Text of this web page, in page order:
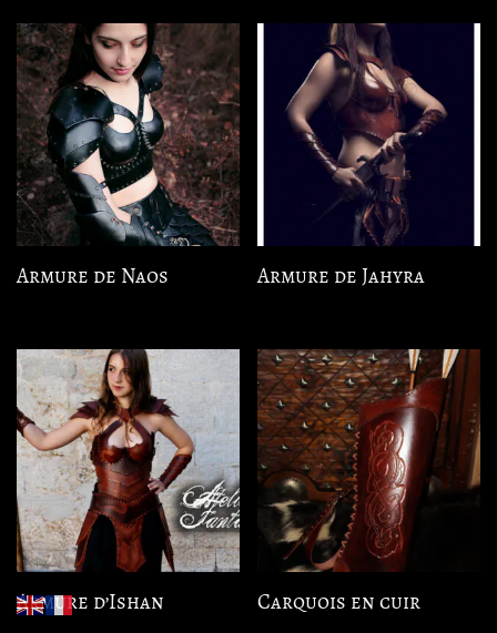
Armure de Naos Armure de Jahyra
Armure d’Ishan Carquois en cuir